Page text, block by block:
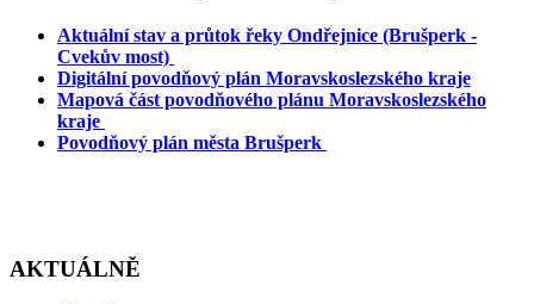
Aktuální stav a průtok řeky Ondřejnice (Brušperk -
Cvekův most)
Digitální povodňový plán Moravskoslezského kraje
Mapová část povodňového plánu Moravskoslezského
kraje
Povodňový plán města Brušperk
AKTUÁLNĚ